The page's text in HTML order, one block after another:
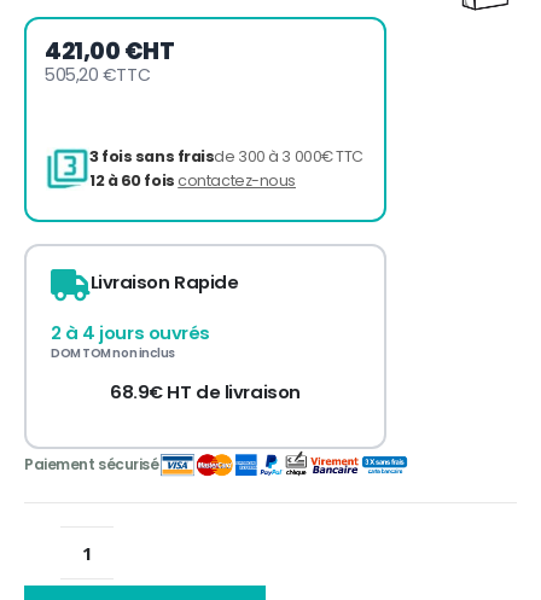
421,00 €HT
505,20 €TTC
12 à 60 fois contactez-nous
Livraison Rapide
2 à 4 jours ouvrés
DOM TOM non inclus
68.9€ HT de livraison